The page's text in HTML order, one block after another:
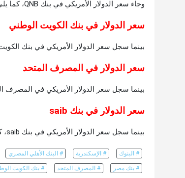
وجاء سعر الدولار الأمريكي في بنك QNB، كما يلي: 47.47 جنيه للشراء، 47.57 جنيه للبيع.
سعر الدولار في بنك الكويت الوطني
بينما سجل سعر الدولار الأمريكي في بنك الكويت الوطني، 47.45 جنيه للشراء،
سعر الدولار في المصرف المتحد
بينما سجل سعر الدولار الأمريكي في المصرف المتحد، 47.50 جنيه للشراء، 47.60
سعر الدولار في بنك saib
بينما سجل سعر الدولار الأمريكي في بنك saib، كما يلي: 47.50 جنيه للشراء، 47.60 جنيه للبيع.
# البنوك # الإسكندرية # البنك الأهلي المصري
# بنك مصر # المصرف المتحد # بنك الكويت